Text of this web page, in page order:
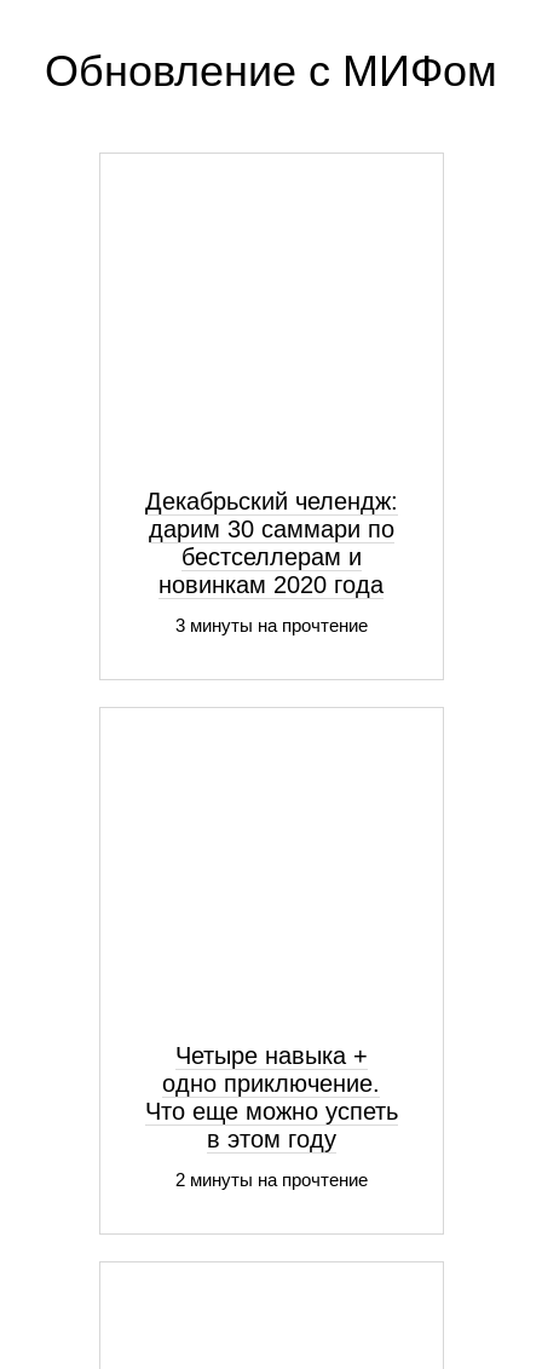
Обновление с МИФом
Декабрьский челендж:
дарим 30 саммари по
бестселлерам и
новинкам 2020 года
3 минуты на прочтение
Четыре навыка +
одно приключение.
Что еще можно успеть
в этом году
2 минуты на прочтение